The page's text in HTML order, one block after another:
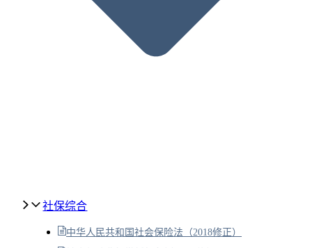
社保综合
中华人民共和国社会保险法（2018修正）